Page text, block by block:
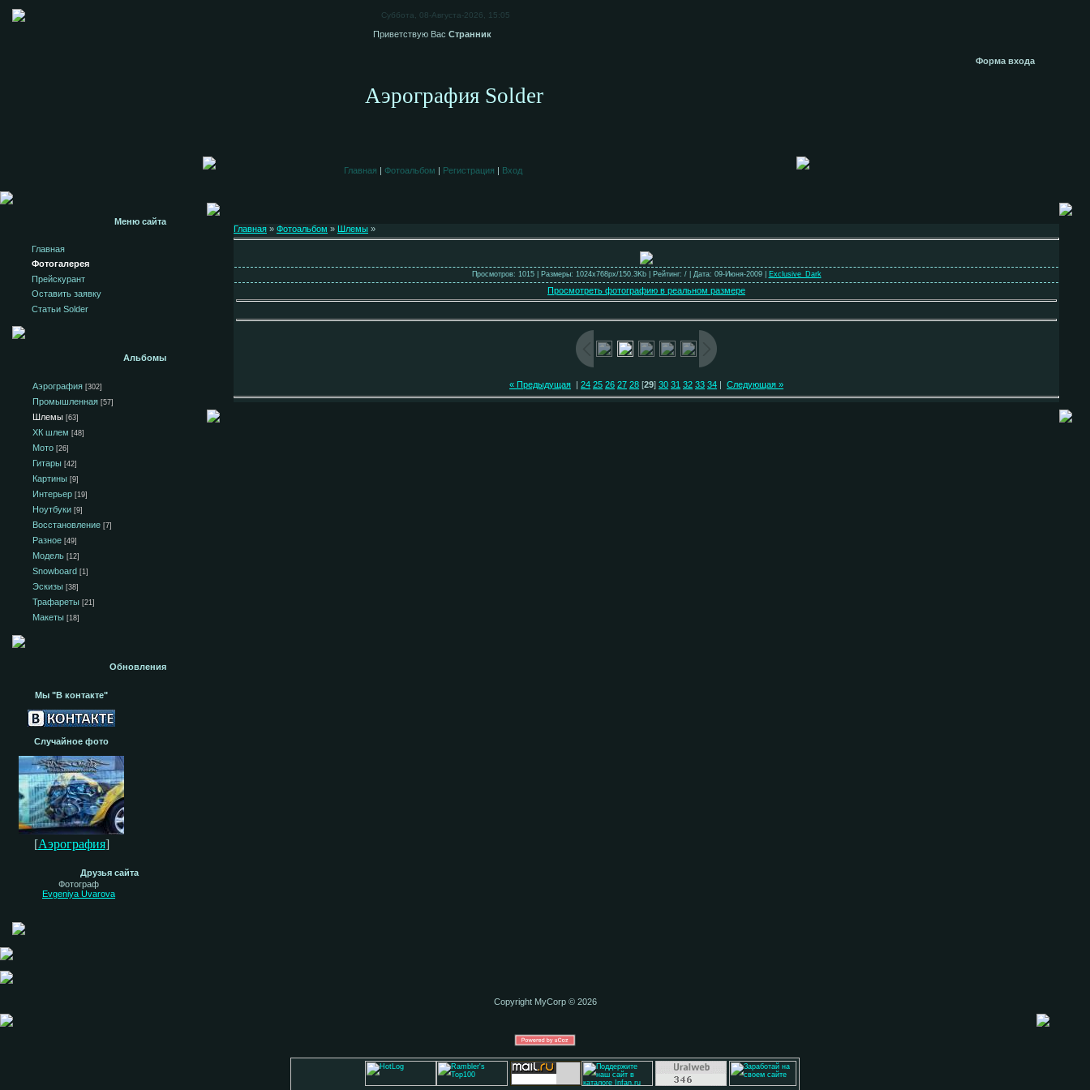
Суббота, 08-Августа-2026, 15:05
Приветствую Вас Странник
Аэрография Solder
Главная | Фотоальбом | Регистрация | Вход
Форма входа
Меню сайта
Главная
Фотогалерея
Прейскурант
Оставить заявку
Статьи Solder
Альбомы
Аэрография [302]
Промышленная [57]
Шлемы [63]
ХК шлем [48]
Мото [26]
Гитары [42]
Картины [9]
Интерьер [19]
Ноутбуки [9]
Восстановление [7]
Разное [49]
Модель [12]
Snowboard [1]
Эскизы [38]
Трафареты [21]
Макеты [18]
Обновления
Мы "В контакте"
Случайное фото
[Аэрография]
Друзья сайта
Фотограф
Evgeniya Uvarova
Главная » Фотоальбом » Шлемы »
Просмотров: 1015 | Размеры: 1024x768px/150.3Kb | Рейтинг: / | Дата: 09-Июня-2009 | Exclusive_Dark
Просмотреть фотографию в реальном размере
« Предыдущая | 24 25 26 27 28 [29] 30 31 32 33 34 | Следующая »
Copyright MyCorp © 2026